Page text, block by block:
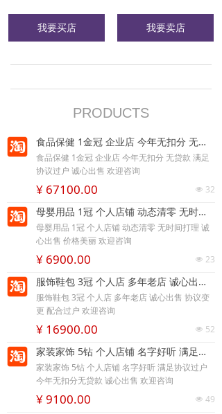
PRODUCTS
行业分类：
我要买店 我要卖店
食品保健 1金冠 企业店 今年无扣分 无贷款 满足协议过户 诚心出售 欢迎咨询
食品保健 1金冠 企业店 今年无扣分 无贷款 满足
协议过户 诚心出售 欢迎咨询
넶 32
¥ 67100.00
母婴用品 1冠 个人店铺 动态清零 无时间打理 诚心出售 价格美丽 欢迎咨询
母婴用品 1冠 个人店铺 动态清零 无时间打理 诚
心出售 价格美丽 欢迎咨询
넶 23
¥ 6900.00
服饰鞋包 3冠 个人店 多年老店 诚心出售 协议变更 配合过户 欢迎咨询
服饰鞋包 3冠 个人店 多年老店 诚心出售 协议变
更 配合过户 欢迎咨询
넶 52
¥ 16900.00
家装家饰 5钻 个人店铺 名字好听 满足协议过户 今年无扣分无贷款 诚心出售 欢迎咨询
家装家饰 5钻 个人店铺 名字好听 满足协议过户
今年无扣分无贷款 诚心出售 欢迎咨询
넶 49
¥ 9100.00